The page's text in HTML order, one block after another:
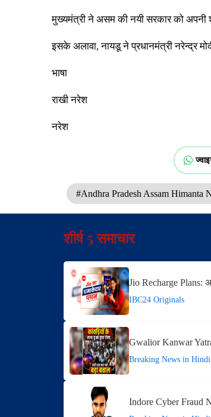
मुख्यमंत्री ने असम की नयी सरकार को अपनी
इसके अलावा, नायडू ने प्रधानमंत्री नरेन्द्र
भाषा
राखी नरेश
नरेश
#Andhra Pradesh Assam Himanta
शीर्ष 5 समाचार
Jio Recharge Plans:
IBC24 Originals
Gwalior Kanwar
Breaking News in
Indore Cyber Fraud